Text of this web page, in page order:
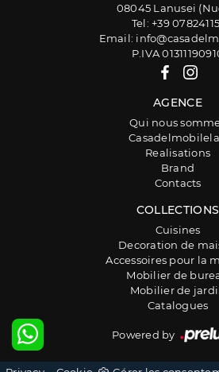
08045 Lanusei
Tel: +39
Email:
P.IVA
AGENCE
Qui nous
Realisations
Brand
Contacts
COLLECTIONS
Cuisines
Decoration de
Accessoires pour la
Mobilier de
Mobilier de
Catalogues
Powered by